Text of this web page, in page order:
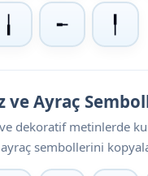
╽ ╾ ╿
ve Ayraç
dekoratif metinlerde
sembollerini